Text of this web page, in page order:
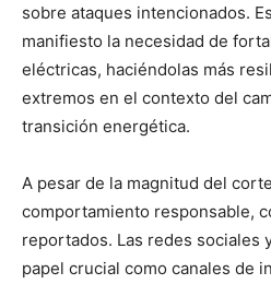
sobre ataques intencionados.
manifiesto la necesidad de
eléctricas, haciéndolas más
extremos en el contexto del
transición energética.
A pesar de la magnitud del
comportamiento responsable,
reportados. Las redes sociales
papel crucial como canales de